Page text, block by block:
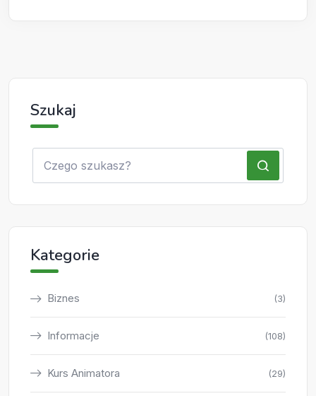
Szukaj
Kategorie
Biznes (3)
Informacje (108)
Kurs Animatora (29)